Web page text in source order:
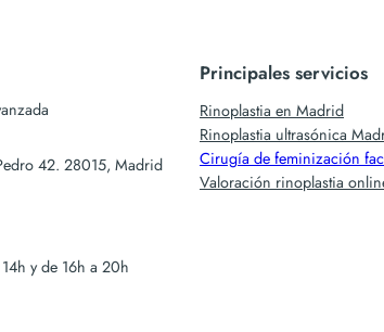
42. 28015, Madrid
y de 16h a 20h
Principales servicios
Rinoplastia en Madrid
Rinoplastia ultrasónica
Cirugía de feminización
Valoración rinoplastia